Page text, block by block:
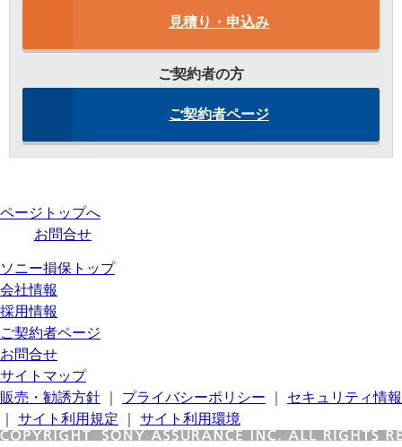
見積り・申込み
ご契約者の方
ご契約者ページ
ページトップへ
お問合せ
ソニー損保トップ
会社情報
採用情報
ご契約者ページ
お問合せ
サイトマップ
販売・勧誘方針
プライバシーポリシー
セキュリティ情報
サイト利用規定 サイト利用環境